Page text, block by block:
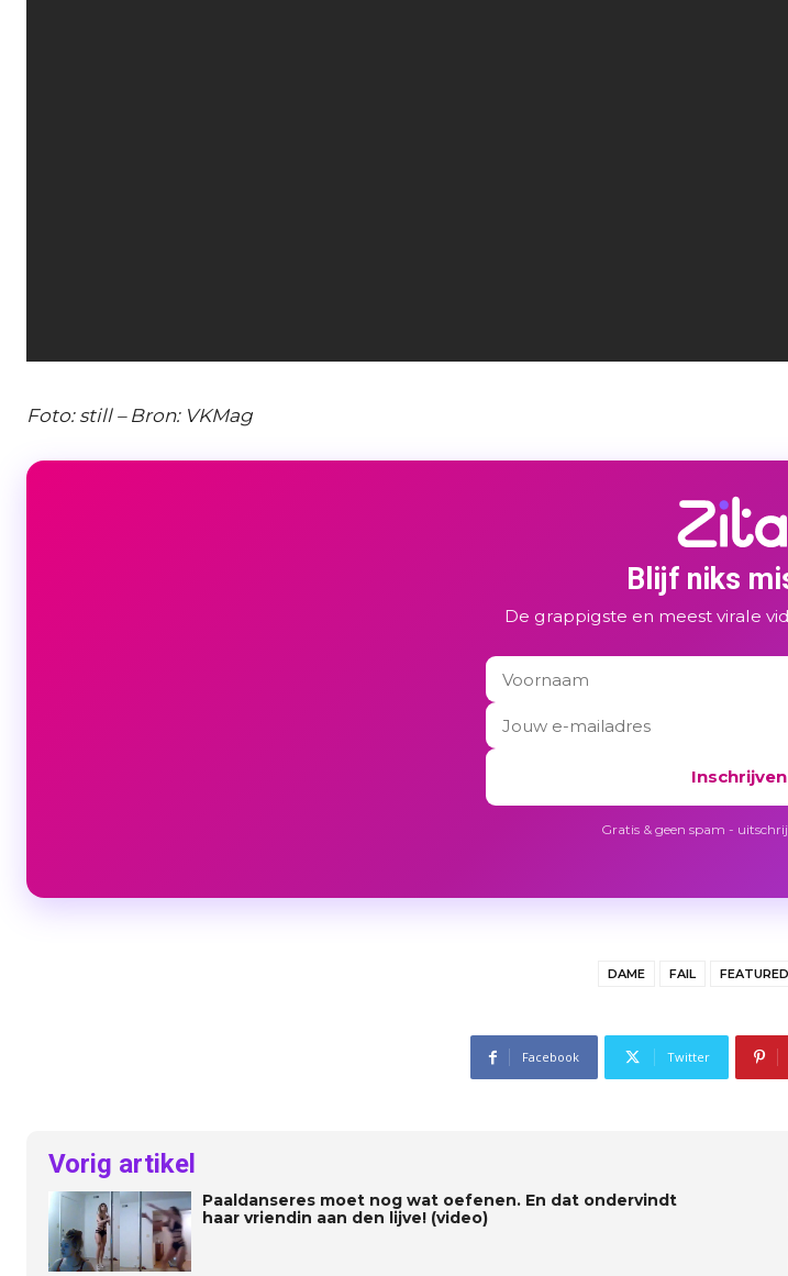
Foto: still – Bron: VKMag
Blijf niks
De grappigste en meest virale
Inschrijven
Gratis & geen spam -
DAME FAIL FEATURED
Facebook Twitter
Vorig artikel
Paaldanseres moet nog wat oefenen. En dat ondervindt
haar vriendin aan den lijve! (video)